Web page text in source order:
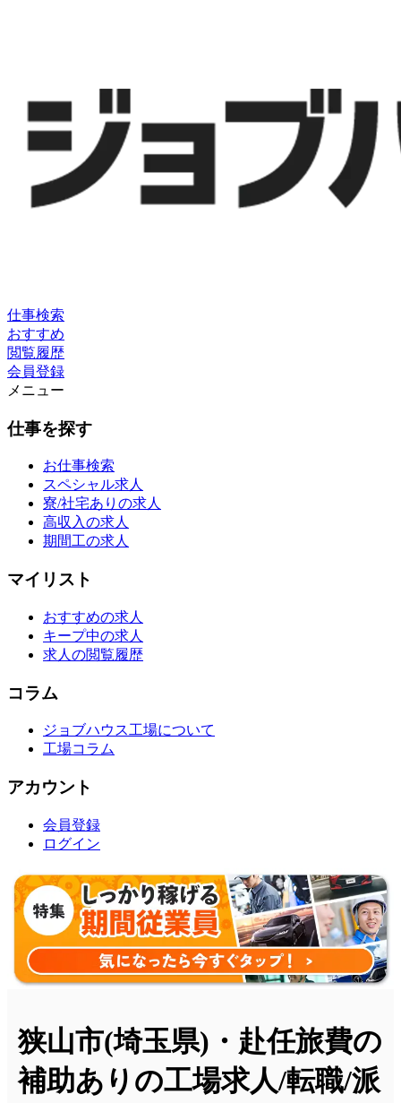
仕事検索
おすすめ
閲覧履歴
会員登録
メニュー
仕事を探す
お仕事検索
スペシャル求人
寮/社宅ありの求人
高収入の求人
期間工の求人
マイリスト
おすすめの求人
キープ中の求人
求人の閲覧履歴
コラム
ジョブハウス工場について
工場コラム
アカウント
会員登録
ログイン
狭山市(埼玉県)・赴任旅費の
補助ありの工場求人/転職/派